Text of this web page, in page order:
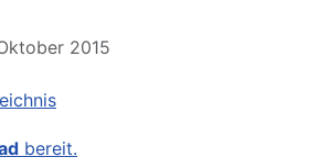
2015
bereit.